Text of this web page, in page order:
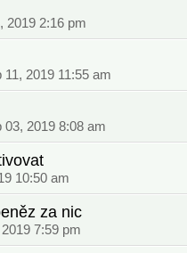
2019 2:16 pm
11, 2019 11:55 am
03, 2019 8:08 am
10:50 am
za nic
7:59 pm